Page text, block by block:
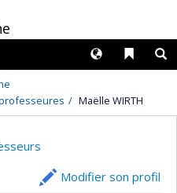
Liens
Langues
Maëlle WIRTH
Modifier son profil